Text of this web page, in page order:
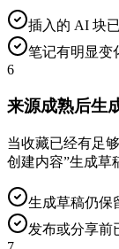
插入的 AI 块
笔记有明显变
6
来源成熟后生
当收藏已经有足
创建内容”生成草
生成草稿仍保
发布或分享前